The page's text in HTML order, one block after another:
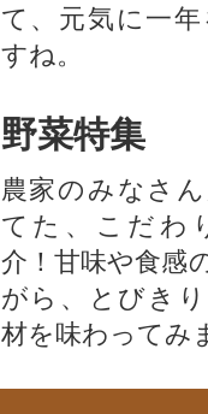
て、元気に一
すね。
野菜特集
農家のみなさ
てた、こだわ
介！甘味や食感
がら、とびき
材を味わってみ